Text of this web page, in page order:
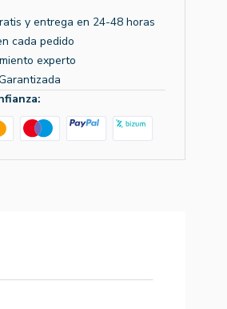
y entrega en 24-48 horas
cada pedido
experto